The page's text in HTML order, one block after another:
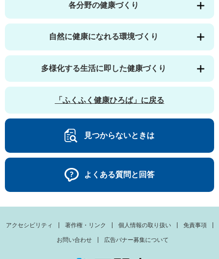
各分野の健康づくり
自然に健康になれる環境づくり
多様化する生活に即した健康づくり
「ふくふく健康ひろば」に戻る
見つからないときは
よくある質問と回答
アクセシビリティ 著作権・リンク 個人情報の取り扱い 免責事項
お問い合わせ 広告バナー募集について